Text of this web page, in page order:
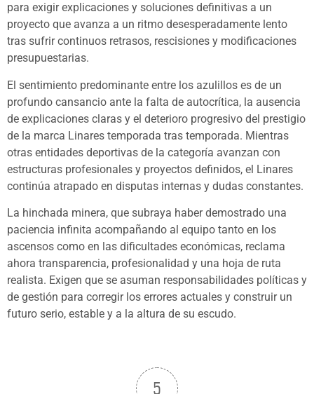
para exigir explicaciones y soluciones definitivas a un
proyecto que avanza a un ritmo desesperadamente lento
tras sufrir continuos retrasos, rescisiones y modificaciones
presupuestarias.
El sentimiento predominante entre los azulillos es de un
profundo cansancio ante la falta de autocrítica, la ausencia
de explicaciones claras y el deterioro progresivo del prestigio
de la marca Linares temporada tras temporada. Mientras
otras entidades deportivas de la categoría avanzan con
estructuras profesionales y proyectos definidos, el Linares
continúa atrapado en disputas internas y dudas constantes.
La hinchada minera, que subraya haber demostrado una
paciencia infinita acompañando al equipo tanto en los
ascensos como en las dificultades económicas, reclama
ahora transparencia, profesionalidad y una hoja de ruta
realista. Exigen que se asuman responsabilidades políticas y
de gestión para corregir los errores actuales y construir un
futuro serio, estable y a la altura de su escudo.
5